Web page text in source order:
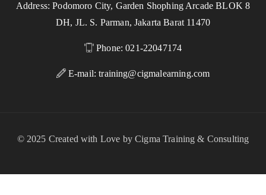
Address: Podomoro City, Garden Shophing Arcade BLOK 8
DH, JL. S. Parman, Jakarta Barat 11470
Phone: 021-22047174
E-mail:training@cigmalearning.com
© 2025 Created with Love by Cigma Training & Consulting